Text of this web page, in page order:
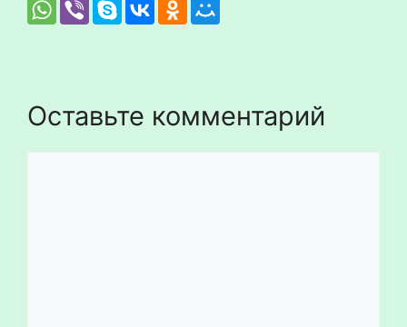
Оставьте комментарий